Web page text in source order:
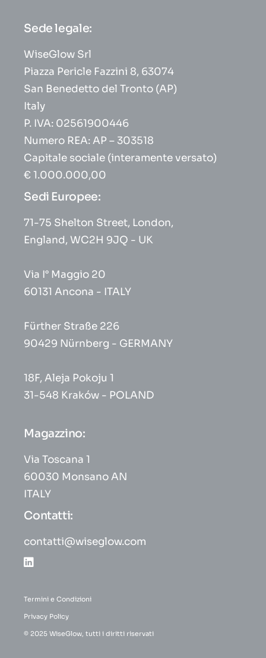
Sede legale:
WiseGlow Srl
Piazza Pericle Fazzini 8, 63074
San Benedetto del Tronto (AP)
Italy
P. IVA: 02561900446
Numero REA: AP – 303518
Capitale sociale (interamente versato)
€ 1.000.000,00
Sedi Europee:
71-75 Shelton Street, London,
England, WC2H 9JQ - UK
Via I° Maggio 20
60131 Ancona - ITALY
Fürther Straße 226
90429 Nürnberg - GERMANY
18F, Aleja Pokoju 1
31-548 Kraków - POLAND
Magazzino:
Via Toscana 1
60030 Monsano AN
ITALY
Contatti:
contatti@wiseglow.com
Termini e Condizioni
Privacy Policy
© 2025 WiseGlow, tutti i diritti riservati